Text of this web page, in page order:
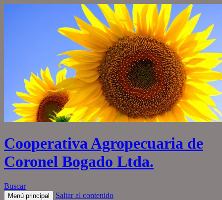
Cooperativa Agropecuaria de
Coronel Bogado Ltda.
Buscar
Menú principal Saltar al contenido